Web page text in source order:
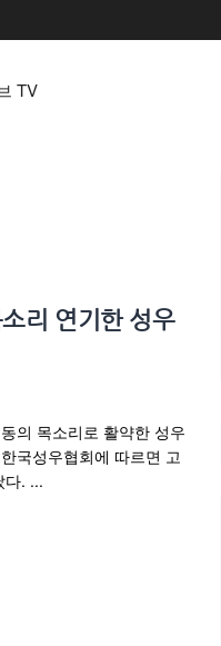
TV
소리 연기한 성우
의 목소리로 활약한 성우
국성우협회에 따르면 고
다. ...